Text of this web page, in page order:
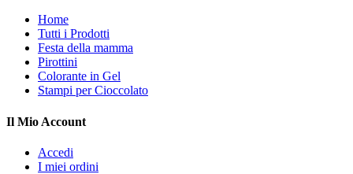
Home
Tutti i Prodotti
Festa della mamma
Pirottini
Colorante in Gel
Stampi per Cioccolato
Il Mio Account
Accedi
I miei ordini